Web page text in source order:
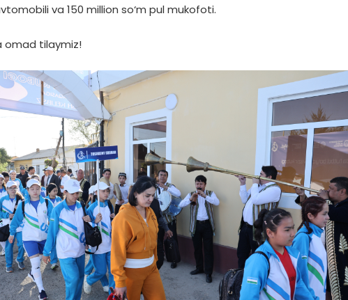
va 150 million so‘m pul mukofoti.
omad tilaymiz!